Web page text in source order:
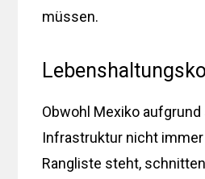
müssen.
Obwohl Mexiko
Infrastruktur nicht
Rangliste steht,